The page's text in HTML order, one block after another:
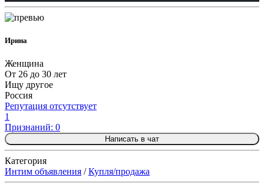
Ирина
Женщина
От 26 до 30 лет
Ищу другое
Россия
Репутация отсутствует
1
Признаний: 0
Написать в чат
Категория
Интим объявления /Купля/продажа